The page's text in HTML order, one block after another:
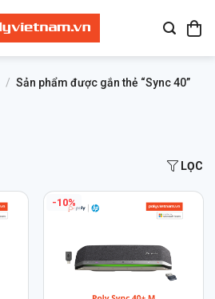
/ Sản phẩm được gắn thẻ “Sync 40”
LỌC
-10%